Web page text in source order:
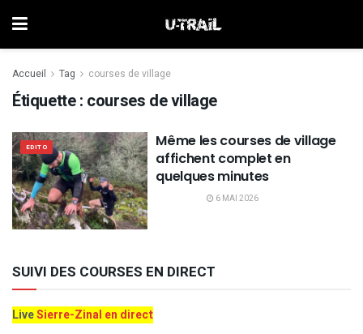
Accueil Tag courses de village
Étiquette : courses de village
EDITO
Même les courses de village
affichent complet en
quelques minutes
6 MAI 2026
SUIVI DES COURSES EN DIRECT
LiveSierre-Zinal en direct